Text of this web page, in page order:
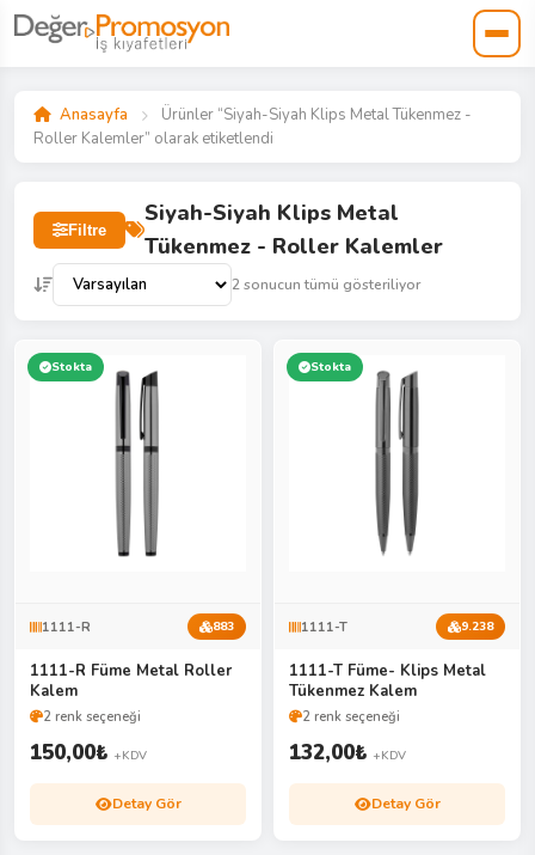
Anasayfa
Ürünler “Siyah-Siyah Klips Metal Tükenmez -
Roller Kalemler” olarak etiketlendi
Filtre
Siyah-Siyah Klips Metal
Tükenmez - Roller Kalemler
2 sonucun tümü gösteriliyor
Stokta
1111-R 883
1111-R Füme Metal Roller
Kalem
2 renk seçeneği
150,00₺ +KDV
Detay Gör
Stokta
1111-T 9.238
1111-T Füme- Klips Metal
Tükenmez Kalem
2 renk seçeneği
132,00₺ +KDV
Detay Gör